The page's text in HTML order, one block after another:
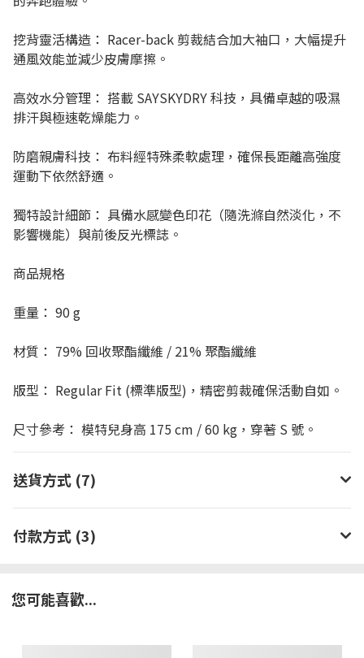
挖背靈活構造： Racer-back 剪裁結合加大袖口，大幅提升
通風效能並減少皮膚摩擦。
高效水分管理： 搭載 SAYSKYDRY 科技，具備卓越的吸濕
排汗與極速乾燥能力。
防磨親膚科技： 布料經特殊柔軟處理，確保長距離高強度
運動下依然舒適。
獨特設計細節： 具備水感變色印花（隨洗滌自然淡化，不
影響機能）與前後反光標誌。
商品規格
重量： 90 g
材質： 79% 回收聚酯纖維 / 21% 聚酯纖維
版型： Regular Fit (標準版型)，精密剪裁確保活動自如。
尺寸參考： 模特兒身高 175 cm / 60 kg，穿著 S 號。
送貨方式 (7)
付款方式 (3)
您可能喜歡...